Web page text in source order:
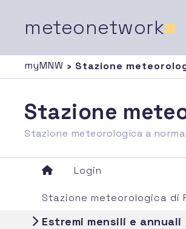
meteonetwork■
myMNW › Stazione
Stazione
Stazione meteorologica a
Login
Stazione meteorologica di
Estremi mensili e annuali